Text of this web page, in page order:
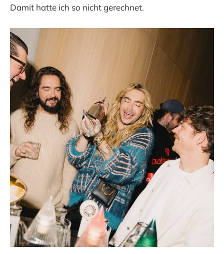
Damit hatte ich so nicht gerechnet.